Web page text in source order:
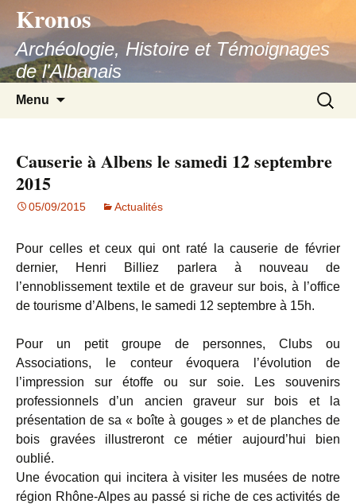
contenu
Kronos
Archéologie, Histoire et Témoignages
de l'Albanais
Menu
Causerie à Albens le samedi 12 septembre
2015
05/09/2015 Actualités
Pour celles et ceux qui ont raté la causerie de février
dernier, Henri Billiez parlera à nouveau de
l’ennoblissement textile et de graveur sur bois, à l’office
de tourisme d’Albens, le samedi 12 septembre à 15h.
Pour un petit groupe de personnes, Clubs ou
Associations, le conteur évoquera l’évolution de
l’impression sur étoffe ou sur soie. Les souvenirs
professionnels d’un ancien graveur sur bois et la
présentation de sa « boîte à gouges » et de planches de
bois gravées illustreront ce métier aujourd’hui bien
oublié.
Une évocation qui incitera à visiter les musées de notre
région Rhône-Alpes au passé si riche de ces activités de